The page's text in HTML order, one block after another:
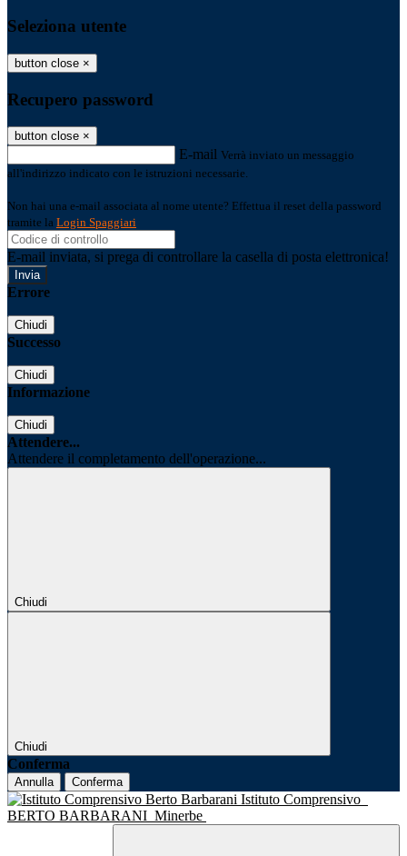
Seleziona utente
button close ×
Recupero password
button close ×
E-mail Verrà inviato un messaggio
all'indirizzo indicato con le istruzioni necessarie.
Non hai una e-mail associata al nome utente? Effettua il reset della password
tramite la Login Spaggiari
E-mail inviata, si prega di controllare la casella di posta elettronica!
Errore
Chiudi
Successo
Chiudi
Informazione
Chiudi
Attendere...
Attendere il completamento dell'operazione...
Chiudi
Chiudi
Conferma
Annulla Conferma
Istituto Comprensivo
BERTO BARBARANI Minerbe